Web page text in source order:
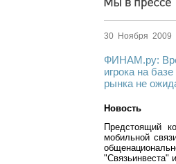
30 Ноября 2009
ФИНАМ.ру:
игрока на
рынка не
Новость
Предстоящий
мобильной
"Связьинвеста"